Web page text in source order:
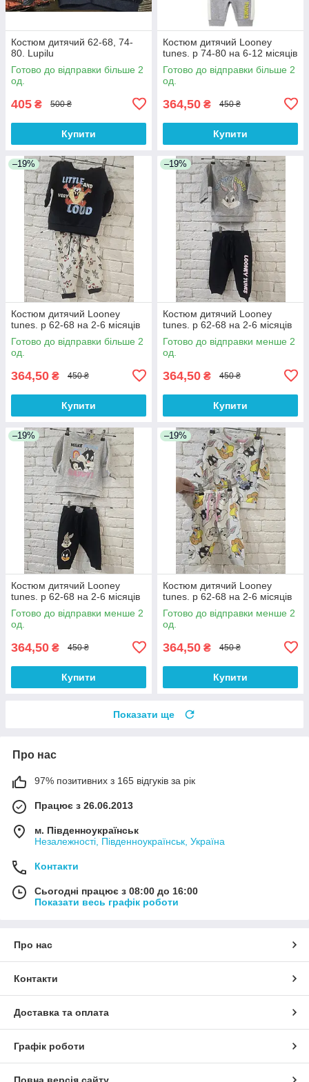
Костюм дитячий 62-68, 74-
80. Lupilu
Готово до відправки більше 2
од.
405 ₴ 500 ₴
Купити
Костюм дитячий Looney
tunes. р 74-80 на 6-12 місяців
Готово до відправки більше 2
од.
364,50 ₴ 450 ₴
Купити
–19%
Костюм дитячий Looney
tunes. р 62-68 на 2-6 місяців
Готово до відправки більше 2
од.
364,50 ₴ 450 ₴
Купити
–19%
Костюм дитячий Looney
tunes. р 62-68 на 2-6 місяців
Готово до відправки менше 2
од.
364,50 ₴ 450 ₴
Купити
–19%
Костюм дитячий Looney
tunes. р 62-68 на 2-6 місяців
Готово до відправки менше 2
од.
364,50 ₴ 450 ₴
Купити
–19%
Костюм дитячий Looney
tunes. р 62-68 на 2-6 місяців
Готово до відправки менше 2
од.
364,50 ₴ 450 ₴
Купити
Показати ще
Про нас
97% позитивних з 165 відгуків за рік
Працює з 26.06.2013
м. Південноукраїнськ
Незалежності, Південноукраїнськ, Україна
Контакти
Сьогодні працює з 08:00 до 16:00
Показати весь графік роботи
Про нас
Контакти
Доставка та оплата
Графік роботи